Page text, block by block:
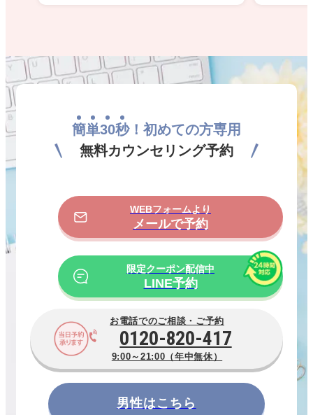
簡単30秒！初めての方専用
無料カウンセリング予約
WEBフォームより
メールで予約
限定クーポン配信中
LINE予約
お電話でのご相談・ご予約
9:00～21:00（年中無休）
0120-820-417
男性はこちら